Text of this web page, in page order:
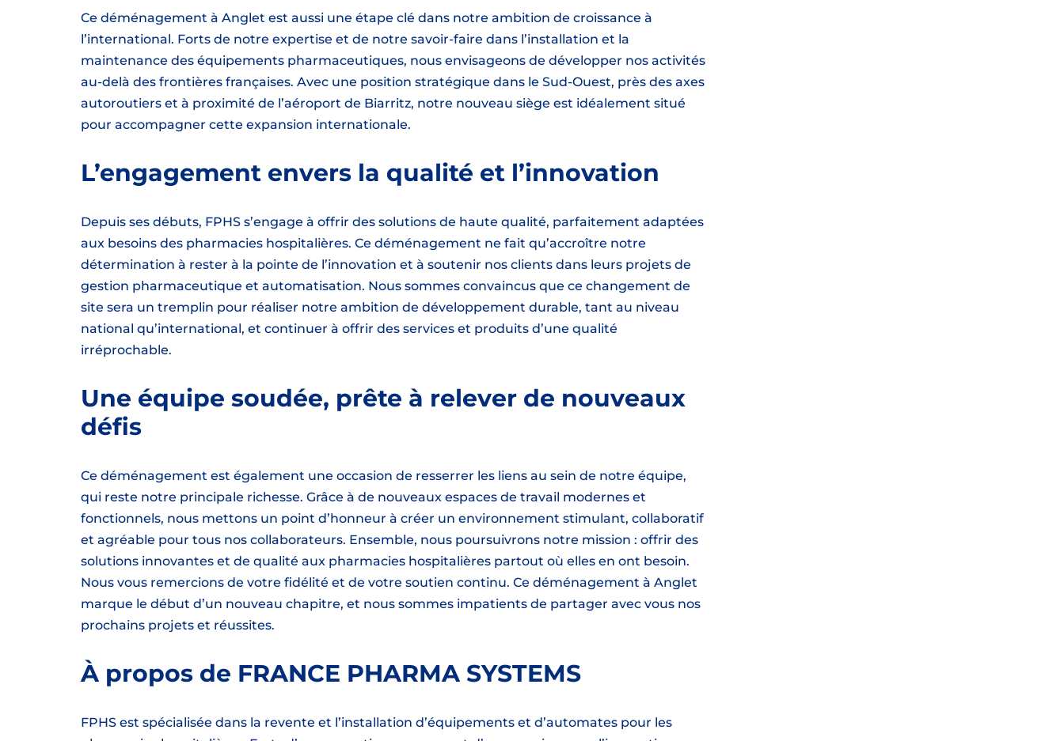
Ce déménagement à Anglet est aussi une étape clé dans notre ambition de croissance à
l’international. Forts de notre expertise et de notre savoir-faire dans l’installation et la
maintenance des équipements pharmaceutiques, nous envisageons de développer nos activités
au-delà des frontières françaises. Avec une position stratégique dans le Sud-Ouest, près des axes
autoroutiers et à proximité de l’aéroport de Biarritz, notre nouveau siège est idéalement situé
pour accompagner cette expansion internationale.
L’engagement envers la qualité et l’innovation
Depuis ses débuts, FPHS s’engage à offrir des solutions de haute qualité, parfaitement adaptées
aux besoins des pharmacies hospitalières. Ce déménagement ne fait qu’accroître notre
détermination à rester à la pointe de l’innovation et à soutenir nos clients dans leurs projets de
gestion pharmaceutique et automatisation. Nous sommes convaincus que ce changement de
site sera un tremplin pour réaliser notre ambition de développement durable, tant au niveau
national qu’international, et continuer à offrir des services et produits d’une qualité
irréprochable.
Une équipe soudée, prête à relever de nouveaux
défis
Ce déménagement est également une occasion de resserrer les liens au sein de notre équipe,
qui reste notre principale richesse. Grâce à de nouveaux espaces de travail modernes et
fonctionnels, nous mettons un point d’honneur à créer un environnement stimulant, collaboratif
et agréable pour tous nos collaborateurs. Ensemble, nous poursuivrons notre mission : offrir des
solutions innovantes et de qualité aux pharmacies hospitalières partout où elles en ont besoin.
Nous vous remercions de votre fidélité et de votre soutien continu. Ce déménagement à Anglet
marque le début d’un nouveau chapitre, et nous sommes impatients de partager avec vous nos
prochains projets et réussites.
À propos de FRANCE PHARMA SYSTEMS
FPHS est spécialisée dans la revente et l’installation d’équipements et d’automates pour les